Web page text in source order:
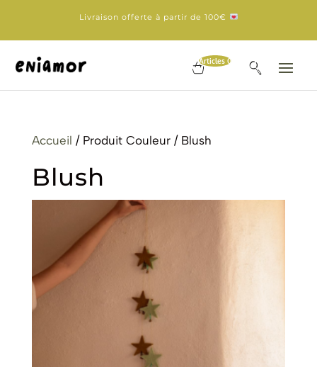
Livraison offerte à partir de 100€
Articles 0
Accueil / Produit Couleur / Blush
Blush